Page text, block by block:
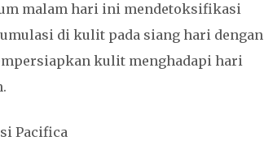
malam hari ini mendetoksifikasi
di kulit pada siang hari dengan
kulit menghadapi hari
Pacifica